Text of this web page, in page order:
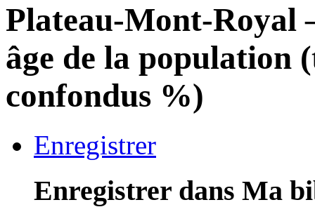
Plateau-Mont-Royal
âge de la population
confondus %)
Enregistrer
Enregistrer dans Ma